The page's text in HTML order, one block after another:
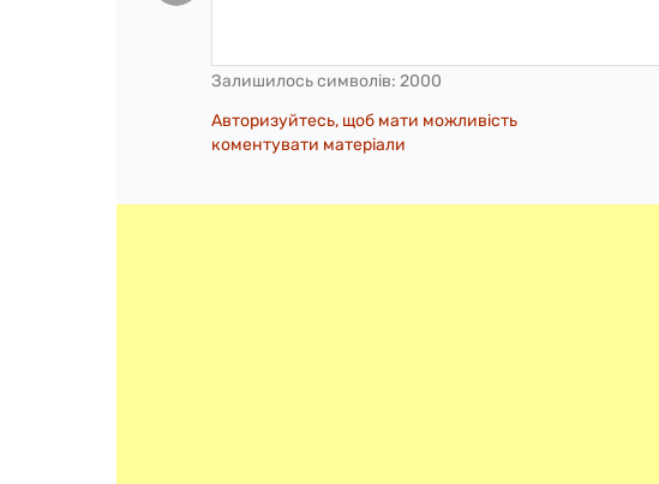
Залишилось символів: 2000
Авторизуйтесь, щоб мати можливість
коментувати матеріали